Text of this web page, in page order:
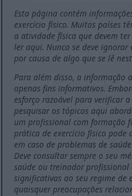
Esta página contém
exercício físico. Muitos países
a atividade física que devem
ler aqui. Nunca se deve
por causa de algo que se lê
Para além disso, a informação
apenas fins informativos.
esforço razoável para verificar
pesquisar os tópicos aqui
um profissional com formação
prática de exercício físico pode
em caso de problemas de
Deve consultar sempre o seu
saúde ou treinador profissional
significativas ao seu regime de
quaisquer preocupações